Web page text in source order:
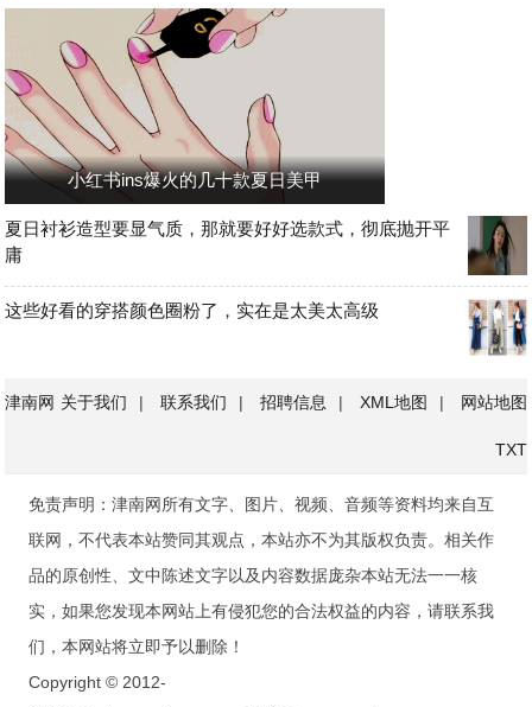
小红书ins爆火的几十款夏日美甲
夏日衬衫造型要显气质，那就要好好选款式，彻底抛开平
庸
这些好看的穿搭颜色圈粉了，实在是太美太高级
津南网 关于我们 | 联系我们 | 招聘信息 | XML地图 | 网站地图
TXT
免责声明：津南网所有文字、图片、视频、音频等资料均来自互
联网，不代表本站赞同其观点，本站亦不为其版权负责。相关作
品的原创性、文中陈述文字以及内容数据庞杂本站无法一一核
实，如果您发现本网站上有侵犯您的合法权益的内容，请联系我
们，本网站将立即予以删除！
Copyright © 2012-